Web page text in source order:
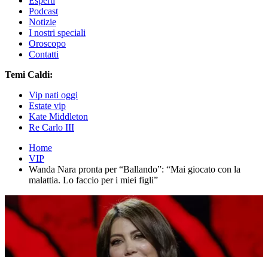
Podcast
Notizie
I nostri speciali
Oroscopo
Contatti
Temi Caldi:
Vip nati oggi
Estate vip
Kate Middleton
Re Carlo III
Home
VIP
Wanda Nara pronta per “Ballando”: “Mai giocato con la
malattia. Lo faccio per i miei figli”